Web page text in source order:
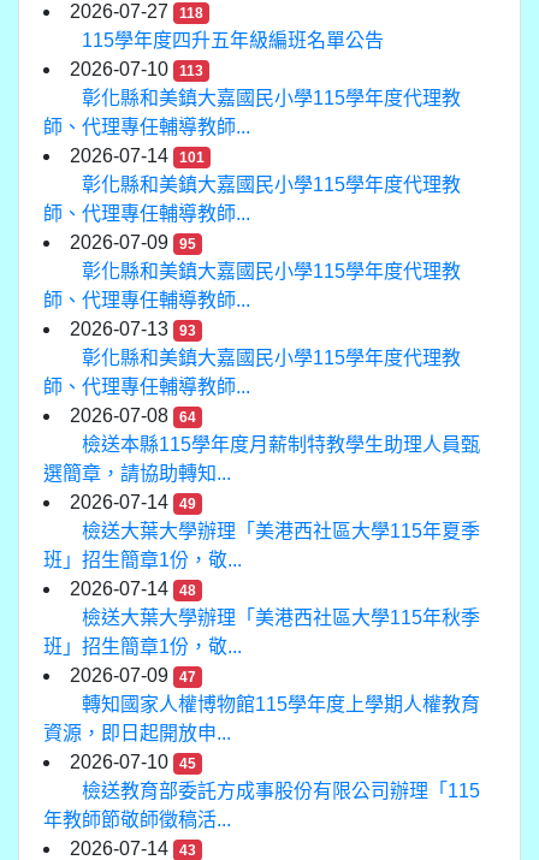
2026-07-27
118
115學年度四升五年級編班名單公告
2026-07-10
113
彰化縣和美鎮大嘉國民小學115學年度代理教
師、代理專任輔導教師...
2026-07-14
101
彰化縣和美鎮大嘉國民小學115學年度代理教
師、代理專任輔導教師...
2026-07-09
95
彰化縣和美鎮大嘉國民小學115學年度代理教
師、代理專任輔導教師...
2026-07-13
93
彰化縣和美鎮大嘉國民小學115學年度代理教
師、代理專任輔導教師...
2026-07-08
64
檢送本縣115學年度月薪制特教學生助理人員甄
選簡章，請協助轉知...
2026-07-14
49
檢送大葉大學辦理「美港西社區大學115年夏季
班」招生簡章1份，敬...
2026-07-14
48
檢送大葉大學辦理「美港西社區大學115年秋季
班」招生簡章1份，敬...
2026-07-09
47
轉知國家人權博物館115學年度上學期人權教育
資源，即日起開放申...
2026-07-10
45
檢送教育部委託方成事股份有限公司辦理「115
年教師節敬師徵稿活...
2026-07-14
43